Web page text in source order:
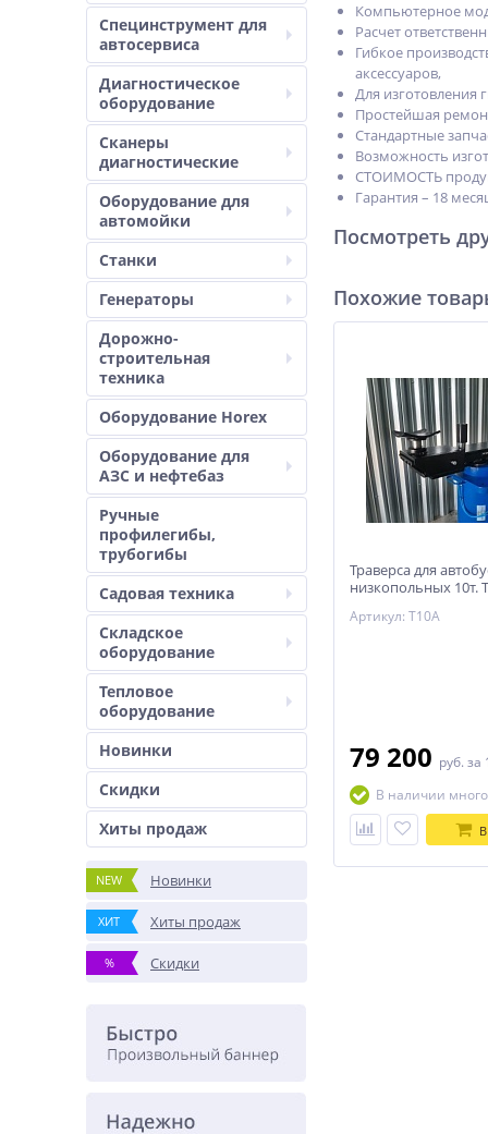
Специнструмент для
автосервиса
Диагностическое
оборудование
Сканеры
диагностические
Оборудование для
автомойки
Станки
Генераторы
Дорожно-
строительная
техника
Оборудование Horex
Оборудование для
АЗС и нефтебаз
Ручные
профилегибы,
трубогибы
Садовая техника
Складское
оборудование
Тепловое
оборудование
Новинки
Скидки
Хиты продаж
NEW Новинки
ХИТ Хиты продаж
% Скидки
Компьютерное
Расчет
Гибкое
аксессуаров,
Для изготовления
Простейшая
Стандартные
Возможность
СТОИМОСТЬ
Гарантия – 18
Посмотреть
Похожие
Траверса для
низкопольных 10т.
Артикул: Т10А
79 200 руб. за
В наличии много